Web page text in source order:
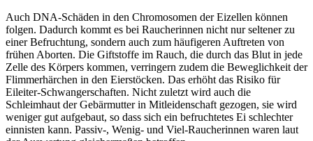
Auch DNA-Schäden in den Chromosomen der Eizellen können
folgen. Dadurch kommt es bei Raucherinnen nicht nur seltener zu
einer Befruchtung, sondern auch zum häufigeren Auftreten von
frühen Aborten. Die Giftstoffe im Rauch, die durch das Blut in jede
Zelle des Körpers kommen, verringern zudem die Beweglichkeit der
Flimmerhärchen in den Eierstöcken. Das erhöht das Risiko für
Eileiter-Schwangerschaften. Nicht zuletzt wird auch die
Schleimhaut der Gebärmutter in Mitleidenschaft gezogen, sie wird
weniger gut aufgebaut, so dass sich ein befruchtetes Ei schlechter
einnisten kann. Passiv-, Wenig- und Viel-Raucherinnen waren laut